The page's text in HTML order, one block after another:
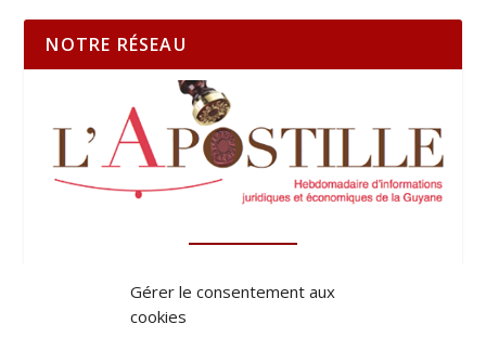
Gérer le consentement aux
cookies
NOTRE RÉSEAU